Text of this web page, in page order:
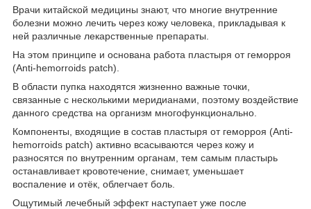
Врачи китайской медицины знают, что многие внутренние
болезни можно лечить через кожу человека, прикладывая к
ней различные лекарственные препараты.
На этом принципе и основана работа пластыря от геморроя
(Anti-hemorroids patch).
В области пупка находятся жизненно важные точки,
связанные с несколькими меридианами, поэтому воздействие
данного средства на организм многофункционально.
Компоненты, входящие в состав пластыря от геморроя (Anti-
hemorroids patch) активно всасываются через кожу и
разносятся по внутренним органам, тем самым пластырь
останавливает кровотечение, снимает, уменьшает
воспаление и отёк, облегчает боль.
Ощутимый лечебный эффект наступает уже после